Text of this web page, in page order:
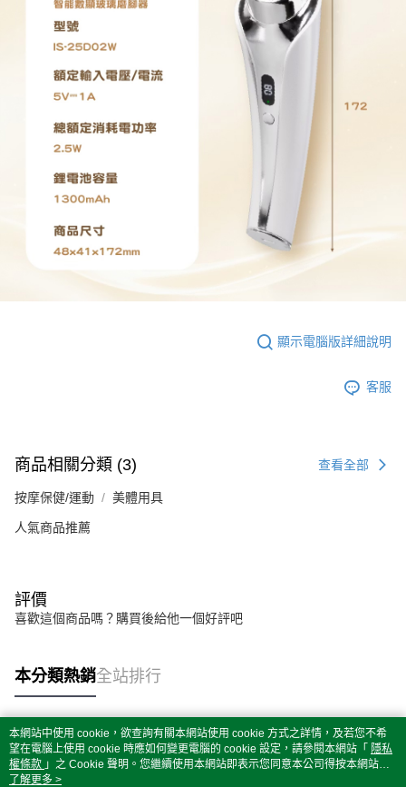
顯示電腦版詳細說明
客服
商品相關分類 (3) 查看全部
按摩保健/運動 美體用具
人氣商品推薦
評價
喜歡這個商品嗎？購買後給他一個好評吧
本分類熱銷全站排行
熱門標籤
本網站中使用 cookie，欲查詢有關本網站使用 cookie 方式之詳情，及若您不希
望在電腦上使用 cookie 時應如何變更電腦的 cookie 設定，請參閱本網站「 隱私
權條款 」之 Cookie 聲明。您繼續使用本網站即表示您同意本公司得按本網站使
用條款之 Cookie 聲明使用 cookie。
了解更多 >